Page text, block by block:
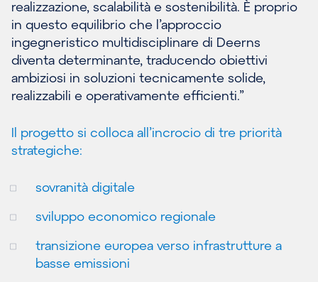
realizzazione, scalabilità e sostenibilità. È proprio
in questo equilibrio che l’approccio
ingegneristico multidisciplinare di Deerns
diventa determinante, traducendo obiettivi
ambiziosi in soluzioni tecnicamente solide,
realizzabili e operativamente efficienti.”
Il progetto si colloca all’incrocio di tre priorità
strategiche:
sovranità digitale
sviluppo economico regionale
transizione europea verso infrastrutture a
basse emissioni